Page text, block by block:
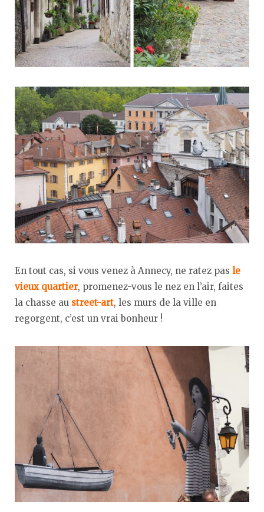
En tout cas, si vous venez à Annecy, ne ratez pas le
vieux quartier, promenez-vous le nez en l’air, faites
la chasse au street-art, les murs de la ville en
regorgent, c’est un vrai bonheur !